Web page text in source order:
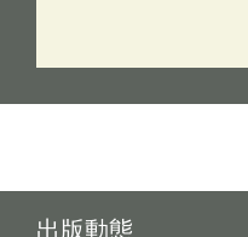
出版動態